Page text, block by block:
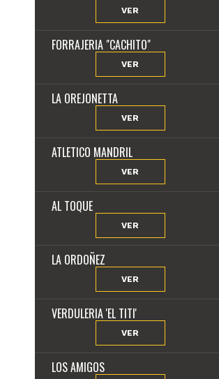
VER
FORRAJERIA "CACHITO"
VER
LA OREJONETTA
VER
ATLETICO MANDRIL
VER
AL TOQUE
VER
LA ORDOÑEZ
VER
VERDULERIA 'EL TITI'
VER
LOS AMIGOS